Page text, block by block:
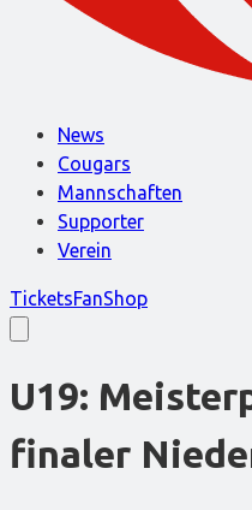
News
Cougars
Mannschaften
Supporter
Verein
TicketsFanShop
U19:
finaler